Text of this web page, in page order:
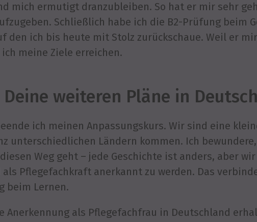
mich ermutigt dranzubleiben. So hat er mir sehr
Schließlich habe ich die B2-Prüfung beim
den ich bis heute mit Stolz zurückschaue. Weil er
meine Ziele erreichen.
Deine weiteren Pläne in
ich meinen Anpassungskurs. Wir sind eine
unterschiedlichen Ländern kommen. Ich
Weg geht – jede Geschichte ist anders, aber
als Pflegefachkraft anerkannt zu werden. Das
beim Lernen.
Anerkennung als Pflegefachfrau in Deutschland